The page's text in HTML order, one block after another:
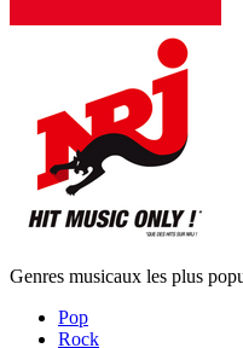
Genres musicaux les plus
Pop
Rock